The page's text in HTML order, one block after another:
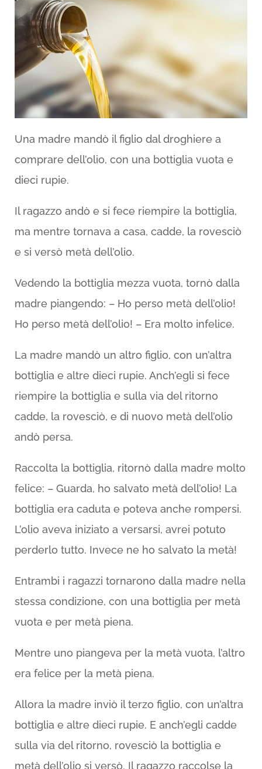
Una madre mandò il figlio dal droghiere a
comprare dell’olio, con una bottiglia vuota e
dieci rupie.
Il ragazzo andò e si fece riempire la bottiglia,
ma mentre tornava a casa, cadde, la rovesciò
e si versò metà dell’olio.
Vedendo la bottiglia mezza vuota, tornò dalla
madre piangendo: – Ho perso metà dell’olio!
Ho perso metà dell’olio! – Era molto infelice.
La madre mandò un altro figlio, con un’altra
bottiglia e altre dieci rupie. Anch’egli si fece
riempire la bottiglia e sulla via del ritorno
cadde, la rovesciò, e di nuovo metà dell’olio
andò persa.
Raccolta la bottiglia, ritornò dalla madre molto
felice: – Guarda, ho salvato metà dell’olio! La
bottiglia era caduta e poteva anche rompersi.
L’olio aveva iniziato a versarsi, avrei potuto
perderlo tutto. Invece ne ho salvato la metà!
Entrambi i ragazzi tornarono dalla madre nella
stessa condizione, con una bottiglia per metà
vuota e per metà piena.
Mentre uno piangeva per la metà vuota, l’altro
era felice per la metà piena.
Allora la madre inviò il terzo figlio, con un’altra
bottiglia e altre dieci rupie. E anch’egli cadde
sulla via del ritorno, rovesciò la bottiglia e
metà dell’olio si versò. Il ragazzo raccolse la